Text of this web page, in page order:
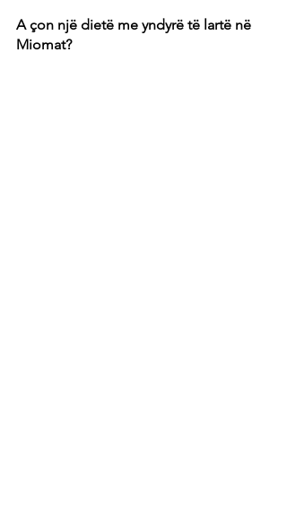
A çon një dietë me yndyrë të lartë në
Miomat?